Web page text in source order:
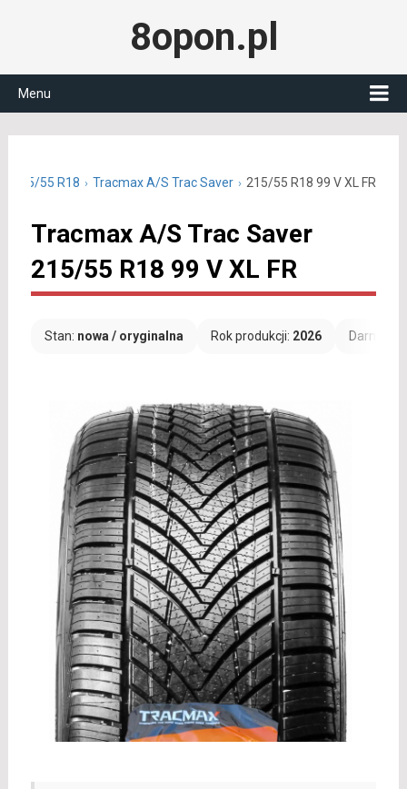
8opon.pl
Menu
215/55 R18 Tracmax A/S Trac Saver 215/55 R18 99 V XL FR
Tracmax A/S Trac Saver
215/55 R18 99 V XL FR
Stan: nowa / oryginalna Rok produkcji: 2026